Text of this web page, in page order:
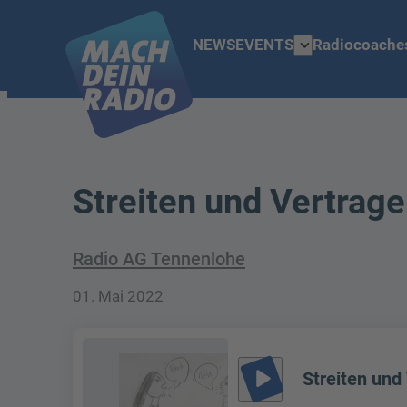
NEWSEVENTS expand_more
Streiten und
Radio AG Tennenlohe
01. Mai 2022
play_arrow Streiten und